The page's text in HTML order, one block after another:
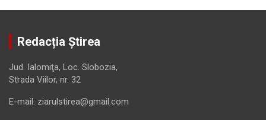
Redacția Știrea
Jud. Ialomiţa, Loc. Slobozia,
Strada Viilor, nr. 32
E-mail: ziarulstirea@gmail.com